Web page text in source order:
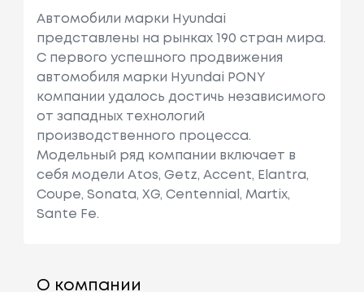
Автомобили марки Hyundai
представлены на рынках 190 стран мира.
C первого успешного продвижения
автомобиля марки Hyundai PONY
компании удалось достичь независимого
от западных технологий
производственного процесса.
Модельный ряд компании включает в
себя модели Atos, Getz, Accent, Elantra,
Coupe, Sonata, XG, Centennial, Martix,
Sante Fe.
О компании